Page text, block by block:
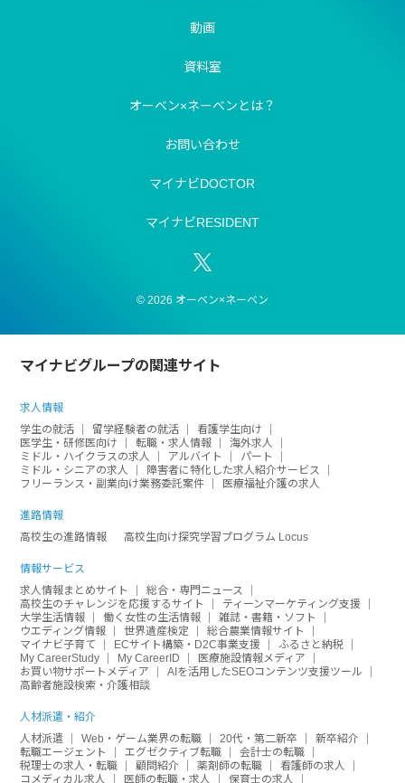
動画
資料室
オーベン×ネーベンとは？
お問い合わせ
マイナビDOCTOR
マイナビRESIDENT
© 2026 オーベン×ネーベン
マイナビグループの関連サイト
求人情報
学生の就活
留学経験者の就活
看護学生向け
医学生・研修医向け
転職・求人情報
海外求人
ミドル・ハイクラスの求人
アルバイト
パート
ミドル・シニアの求人
障害者に特化した求人紹介サービス
フリーランス・副業向け業務委託案件
医療福祉介護の求人
進路情報
高校生の進路情報
高校生向け探究学習プログラム Locus
情報サービス
求人情報まとめサイト
総合・専門ニュース
高校生のチャレンジを応援するサイト
ティーンマーケティング支援
大学生活情報
働く女性の生活情報
雑誌・書籍・ソフト
ウエディング情報
世界遺産検定
総合農業情報サイト
マイナビ子育て
ECサイト構築・D2C事業支援
ふるさと納税
My CareerStudy
My CareerID
医療施設情報メディア
お買い物サポートメディア
AIを活用したSEOコンテンツ支援ツール
高齢者施設検索・介護相談
人材派遣・紹介
人材派遣
Web・ゲーム業界の転職 20代・第二新卒
新卒紹介
転職エージェント
エグゼクティブ転職
会計士の転職
税理士の求人・転職
顧問紹介 薬剤師の転職
看護師の求人
コメディカル求人
医師の転職・求人 保育士の求人